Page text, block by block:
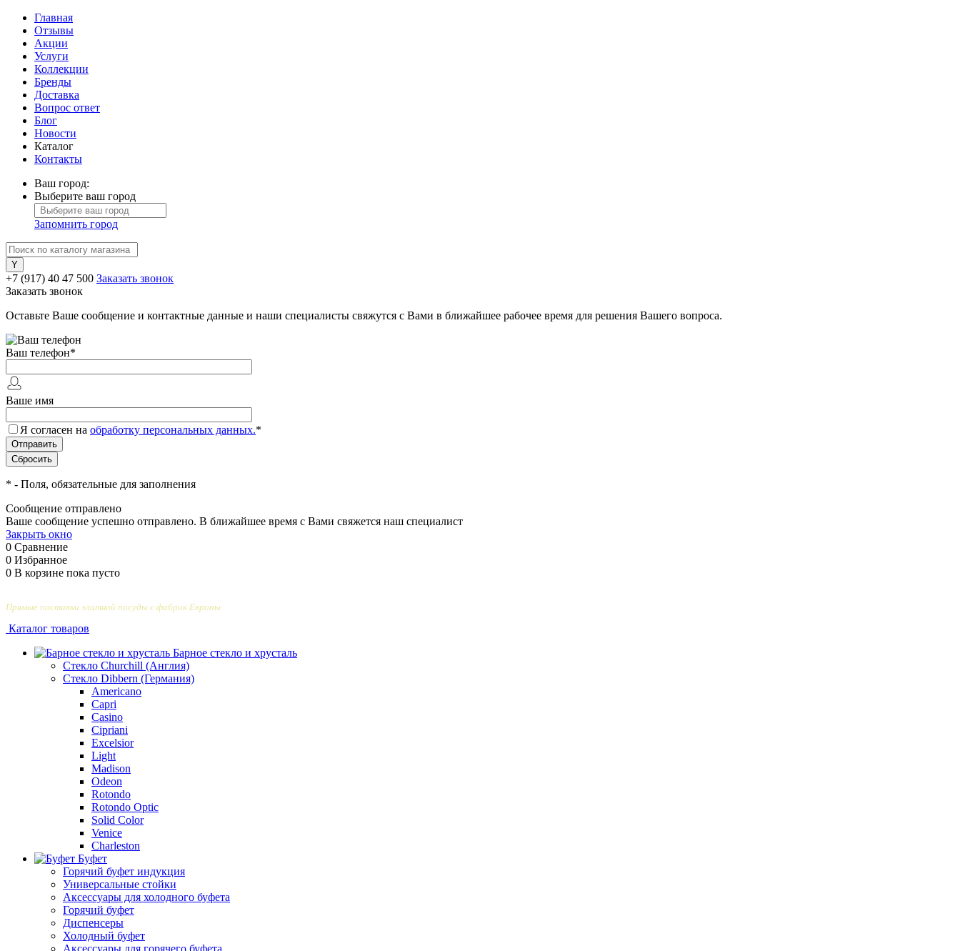
Главная
Отзывы
Акции
Услуги
Коллекции
Бренды
Доставка
Вопрос ответ
Блог
Новости
Каталог
Контакты
Ваш город:
Выберите ваш город
Запомнить город
+7 (917) 40 47 500 Заказать звонок
Заказать звонок
Оставьте Ваше сообщение и контактные данные и наши специалисты свяжутся с Вами в ближайшее рабочее время для решения Вашего вопроса.
Ваш телефон*
Ваше имя
Я согласен на обработку персональных данных.*
* - Поля, обязательные для заполнения
Сообщение отправлено
Ваше сообщение успешно отправлено. В ближайшее время с Вами свяжется наш специалист
Закрыть окно
0 Сравнение
0 Избранное
0 В корзине пока пусто
Прямые поставки элитной посуды с фабрик Европы
Каталог товаров
Барное стекло и хрусталь
Стекло Churchill (Англия)
Стекло Dibbern (Германия)
Americano
Capri
Casino
Cipriani
Excelsior
Light
Madison
Odeon
Rotondo
Rotondo Optic
Solid Color
Venice
Сharleston
Буфет
Горячий буфет индукция
Универсальные стойки
Аксессуары для холодного буфета
Горячий буфет
Диспенсеры
Холодный буфет
Аксессуары для горячего буфета